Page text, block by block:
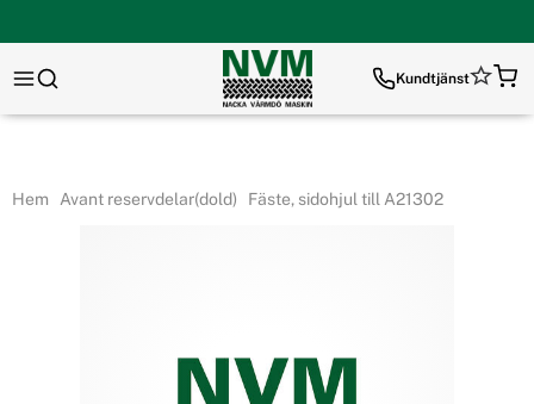
Kundtjänst
Hem Avant reservdelar(dold) Fäste, sidohjul till A21302